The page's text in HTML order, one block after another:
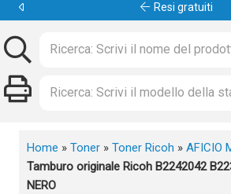
Garanzia 24 mesi
Home » Toner » Toner Ricoh » AFICIO
Tamburo originale Ricoh B2242042
NERO